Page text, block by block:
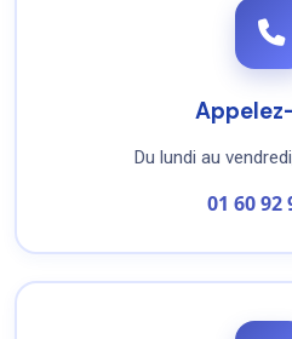
Du lundi au
01 60 92